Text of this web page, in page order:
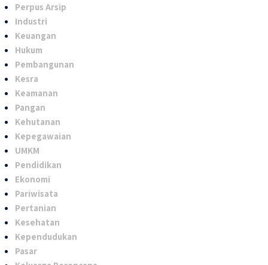
Perpus Arsip
Industri
Keuangan
Hukum
Pembangunan
Kesra
Keamanan
Pangan
Kehutanan
Kepegawaian
UMKM
Pendidikan
Ekonomi
Pariwisata
Pertanian
Kesehatan
Kependudukan
Pasar